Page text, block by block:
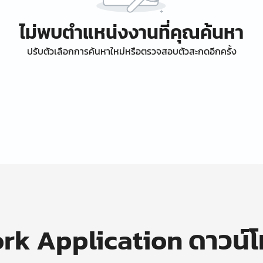
ไม่พบตำแหน่งงานที่คุณค้นหา
ปรับตัวเลือกการค้นหาใหม่หรือตรวจสอบตัวสะกดอีกครั้ง
Application ดาวน์